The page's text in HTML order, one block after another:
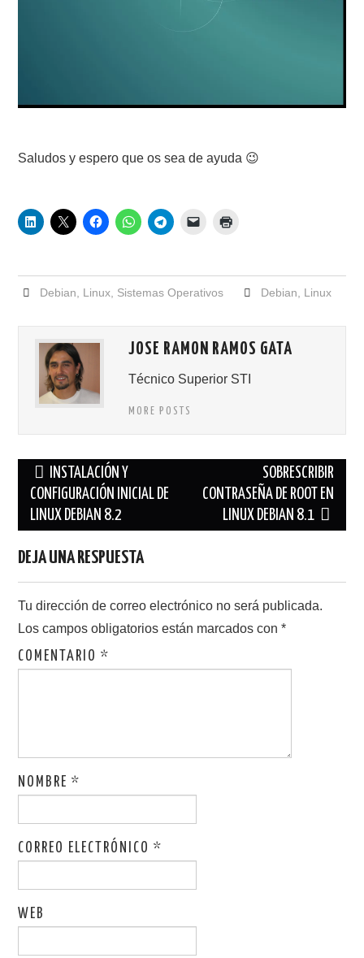
Saludos y espero que os sea de ayuda 😉
Debian Linux, Sistemas Operativos Debian Linux
JOSE RAMON RAMOS GATA
Técnico Superior STI
MORE POSTS
Navegación
de
entradas
INSTALACIÓN Y
CONFIGURACIÓN INICIAL DE
LINUX DEBIAN 8.2
SOBRESCRIBIR
CONTRASEÑA DE ROOT EN
LINUX DEBIAN 8.1
DEJA UNA RESPUESTA
Tu dirección de correo electrónico no será publicada.
Los campos obligatorios están marcados con*
COMENTARIO*
NOMBRE*
CORREO ELECTRÓNICO*
WEB